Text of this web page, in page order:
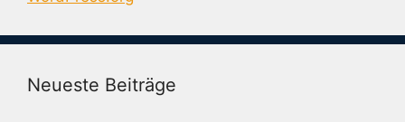
Neueste Beiträge